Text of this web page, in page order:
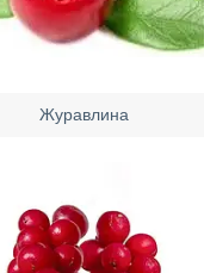
Журавлина